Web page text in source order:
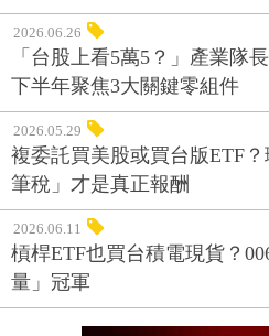
2026.06.26
「台股上看5萬5？」產業隊
下半年聚焦3大關鍵零組件
2026.05.29
複委託買美股或買台版ETF
筆稅」才是真正報酬
2026.06.11
槓桿ETF也買台積電現貨？
量」冠軍